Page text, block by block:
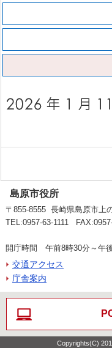
島原市役所
〒855-8555 長崎県島原市上
TEL:0957-63-1111
開庁時間 午前8時30分～午
交通アクセス
庁舎案内
Copyrights(C)